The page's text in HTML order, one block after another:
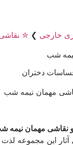
خارجی ❯ ✮ نقاشی
شب
دختران
نقاشی مهمان نیمه
آثار این مجموعه لذت